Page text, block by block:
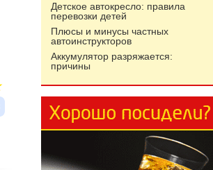
Детское автокресло: правила
перевозки детей
Плюсы и минусы частных
автоинструкторов
Аккумулятор разряжается:
причины